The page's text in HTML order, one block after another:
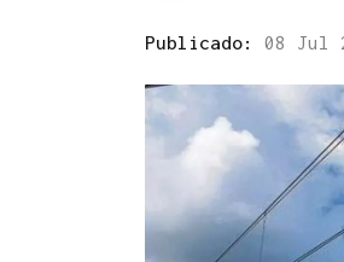
Publicado: 08 Jul